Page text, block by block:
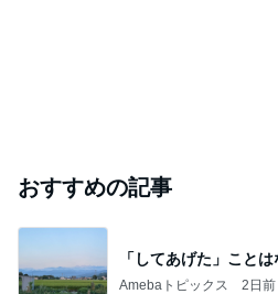
おすすめの記事
「してあげた」こと
Amebaトピックス 2日前